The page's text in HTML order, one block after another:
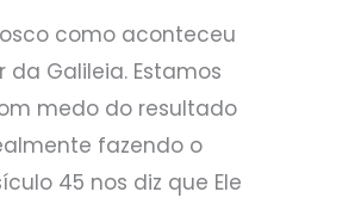
como aconteceu
Galileia. Estamos
medo do resultado
fazendo o
45 nos diz que Ele